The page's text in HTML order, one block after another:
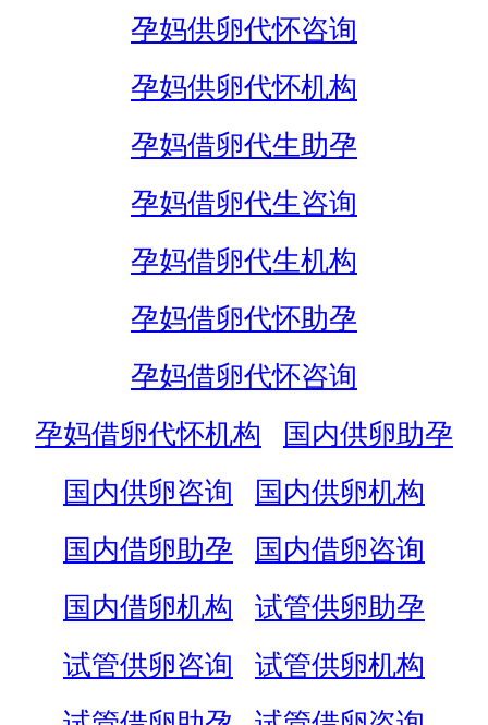
孕妈供卵代怀咨询
孕妈供卵代怀机构
孕妈借卵代生助孕
孕妈借卵代生咨询
孕妈借卵代生机构
孕妈借卵代怀助孕
孕妈借卵代怀咨询
孕妈借卵代怀机构
国内供卵助孕
国内供卵咨询
国内供卵机构
国内借卵助孕
国内借卵咨询
国内借卵机构
试管供卵助孕
试管供卵咨询
试管供卵机构